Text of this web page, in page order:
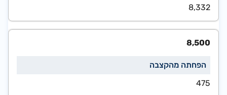
8,332
8,500
475